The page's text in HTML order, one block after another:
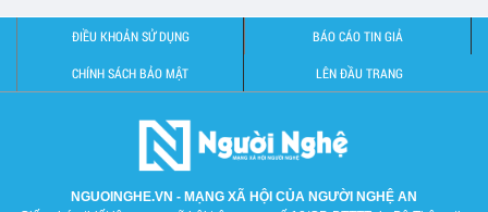
ĐIỀU KHOẢN SỬ DỤNG BÁO CÁO TIN GIẢ
CHÍNH SÁCH BẢO MẬT LÊN ĐẦU TRANG
NGUOINGHE.VN - MẠNG XÃ HỘI CỦA NGƯỜI NGHỆ AN